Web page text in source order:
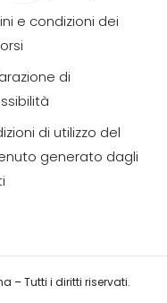
e condizioni dei
di
di utilizzo del
generato dagli
– Tutti i diritti riservati.